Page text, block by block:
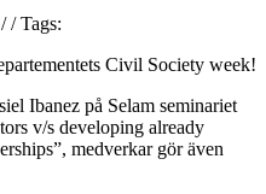
//Tags:
Civil Society week!
Ibanez på Selam seminariet
v/s developing already
medverkar gör även